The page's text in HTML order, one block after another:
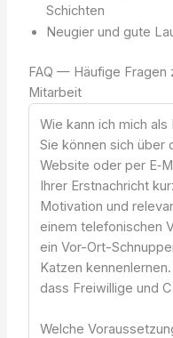
Schichten
Neugier und gute
FAQ — Häufige Fragen
Mitarbeit
Wie kann ich mich
Sie können sich über
Website oder per
Ihrer Erstnachricht
Motivation und
einem telefonischen
ein Vor-Ort-
Katzen
dass Freiwillige und
Welche